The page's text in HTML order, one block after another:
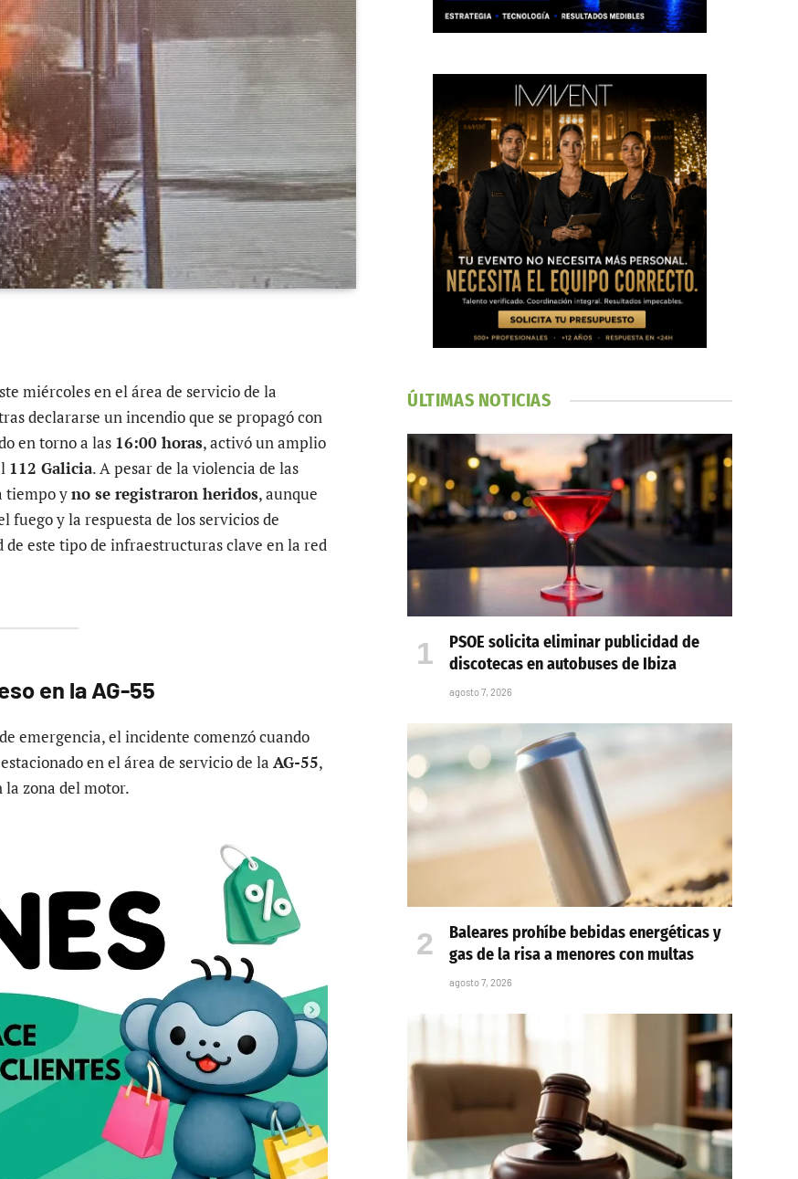
miércoles en el área de servicio de la
declararse un incendio que se propagó con
en torno a las 16:00 horas, activó un amplio
112 Galicia. A pesar de la violencia de las
tiempo yno se registraron heridos, aunque
fuego y la respuesta de los servicios de
este tipo de infraestructuras clave en la red
en la AG-55
emergencia, el incidente comenzó cuando
en el área de servicio de la AG-55,
la zona del motor.
ÚLTIMAS NOTICIAS
PSOE solicita eliminar publicidad de
discotecas en autobuses de Ibiza
agosto 7, 2026
Baleares prohíbe bebidas energéticas y
gas de la risa a menores con multas
agosto 7, 2026